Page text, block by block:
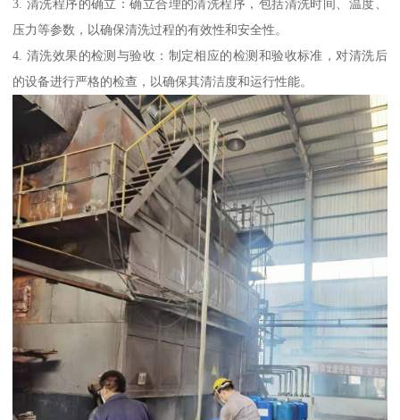
3. 清洗程序的确立：确立合理的清洗程序，包括清洗时间、温度、
压力等参数，以确保清洗过程的有效性和安全性。
4. 清洗效果的检测与验收：制定相应的检测和验收标准，对清洗后
的设备进行严格的检查，以确保其清洁度和运行性能。